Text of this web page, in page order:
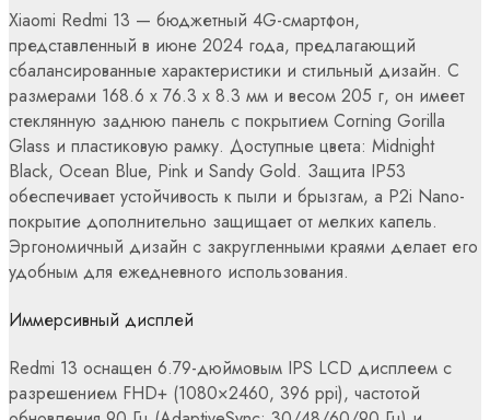
Xiaomi Redmi 13 — бюджетный 4G-смартфон,
представленный в июне 2024 года, предлагающий
сбалансированные характеристики и стильный дизайн. С
размерами 168.6 x 76.3 x 8.3 мм и весом 205 г, он имеет
стеклянную заднюю панель с покрытием Corning Gorilla
Glass и пластиковую рамку. Доступные цвета: Midnight
Black, Ocean Blue, Pink и Sandy Gold. Защита IP53
обеспечивает устойчивость к пыли и брызгам, а P2i Nano-
покрытие дополнительно защищает от мелких капель.
Эргономичный дизайн с закругленными краями делает его
удобным для ежедневного использования.
Иммерсивный дисплей
Redmi 13 оснащен 6.79-дюймовым IPS LCD дисплеем с
разрешением FHD+ (1080×2460, 396 ppi), частотой